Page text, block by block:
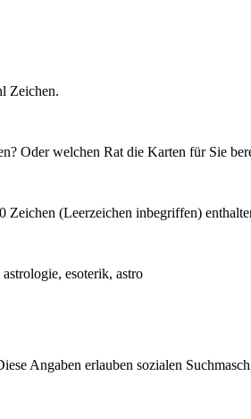
Zeichen.
Oder welchen Rat die Karten für Sie
Zeichen (Leerzeichen inbegriffen)
esoterik, astro
Angaben erlauben sozialen